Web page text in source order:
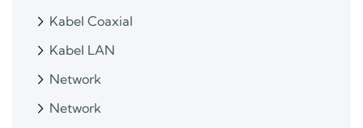
Kabel Coaxial
Kabel LAN
Network
Network